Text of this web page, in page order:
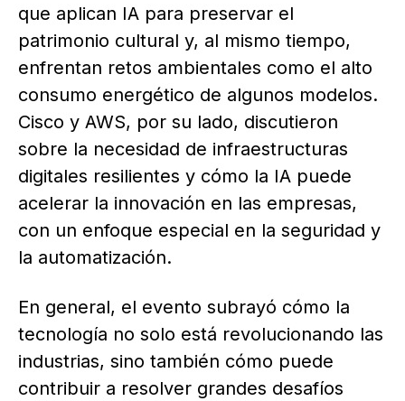
que aplican IA para preservar el
patrimonio cultural y, al mismo tiempo,
enfrentan retos ambientales como el alto
consumo energético de algunos modelos.
Cisco y AWS, por su lado, discutieron
sobre la necesidad de infraestructuras
digitales resilientes y cómo la IA puede
acelerar la innovación en las empresas,
con un enfoque especial en la seguridad y
la automatización.
En general, el evento subrayó cómo la
tecnología no solo está revolucionando las
industrias, sino también cómo puede
contribuir a resolver grandes desafíos